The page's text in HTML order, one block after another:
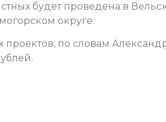
будет проведена в
округе.
проектов, по словам